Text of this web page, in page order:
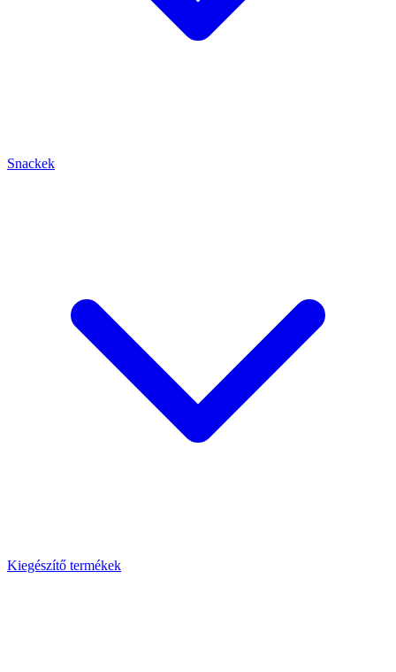
Snackek
Kiegészítő termékek